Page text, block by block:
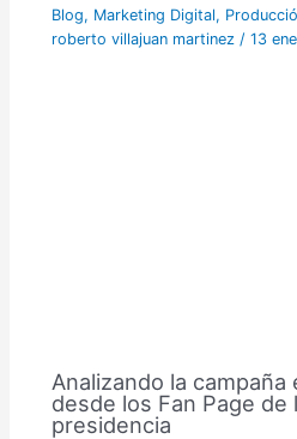
Blog, Marketing Digital,
roberto villajuan martinez / 13
Analizando la campaña
desde los Fan Page de
presidencia